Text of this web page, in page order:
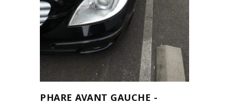
AJOUTER AU PANIER
PHARE AVANT GAUCHE -